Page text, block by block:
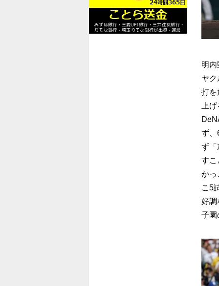
明
ヤ
打を
上
ず、
ず「
すこ
かっ
こ5
好調
子園